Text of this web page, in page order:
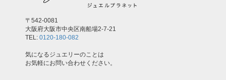
〒542-0081
大阪府大阪市中央区南船場2-7-21
TEL: 0120-180-082
気になるジュエリーのことは
お気軽にお問い合わせください。